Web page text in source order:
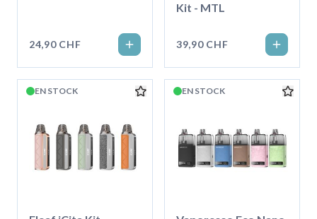
24,90 CHF
Kit - MTL
39,90 CHF
EN STOCK EN STOCK